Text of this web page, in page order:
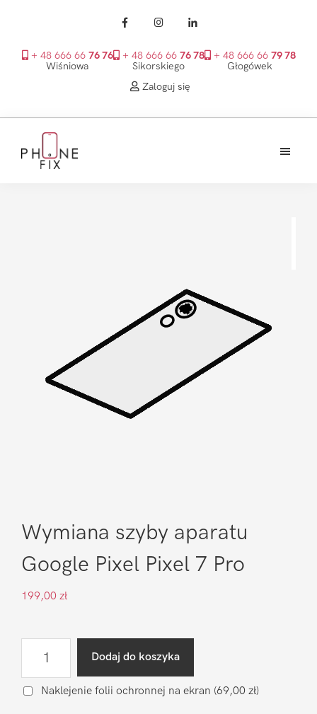
+ 48 666 66 76 76
Wiśniowa
+ 48 666 66 76 78
Sikorskiego
+ 48 666 66 79 78
Głogówek
Zaloguj się
głównego
Wymiana szyby aparatu
Google Pixel Pixel 7 Pro
199,00 zł
szyby
Dodaj do koszyka
Naklejenie folii ochronnej na ekran (69,00 zł)